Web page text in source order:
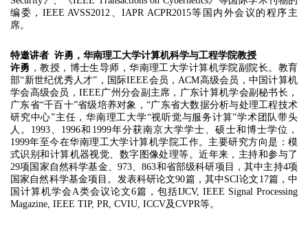
编委，IEEE AVSS2012、IAPR ACPR2015等国内外会议的程序主
席。
特邀讲者 许勇，华南理工大学计算机科学与工程学院教授
许勇 ，教授，博士生导师，华南理工大学计算机学院副院长。教育
部“新世纪优秀人才”，国际IEEE会员，ACM高级会员，中国计算机
学会高级会员，IEEE广州分会副主席，广东计算机学会副秘书长，
广东省“千百十”省级培养对象，“广东省大数据分析与处理工程技术
研究中心”主任，华南理工大学“视听觉与服务计算”学术团队带头
人。1993、1996和1999年分获南京大学学士、硕士和博士学位，
1999年至今在华南理工大学计算机学院工作。主要研究方向是：模
式识别和计算机器视觉、数字图像处理等。近年来，主持和参与了
29项国家自然科学基金、973、863和省部级科研项目，其中主持4项
国家自然科学基金项目。发表科研论文90篇，其中SCI论文17篇，中
国计算机学会A类会议论文6篇，包括IJCV, IEEE Signal Processing
Magazine, IEEE TIP, PR, CVIU, ICCV及CVPR等。